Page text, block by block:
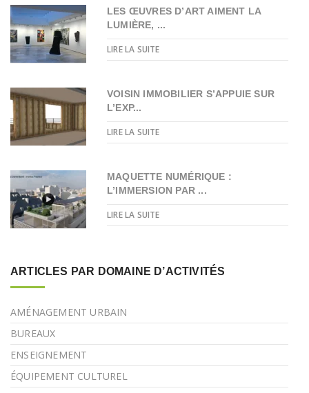
LES ŒUVRES D’ART AIMENT LA
LUMIÈRE, ...
LIRE LA SUITE
VOISIN IMMOBILIER S’APPUIE SUR
L’EXP...
LIRE LA SUITE
MAQUETTE NUMÉRIQUE :
L’IMMERSION PAR ...
LIRE LA SUITE
ARTICLES PAR DOMAINE D’ACTIVITÉS
AMÉNAGEMENT URBAIN
BUREAUX
ENSEIGNEMENT
ÉQUIPEMENT CULTUREL